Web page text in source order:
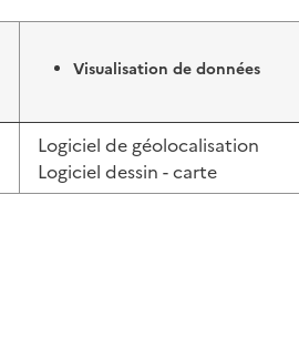
Visualisation de données
Logiciel de géolocalisation
Logiciel dessin - carte